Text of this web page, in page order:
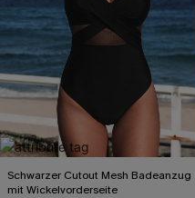
Schwarzer Cutout Mesh Badeanzug
mit Wickelvorderseite